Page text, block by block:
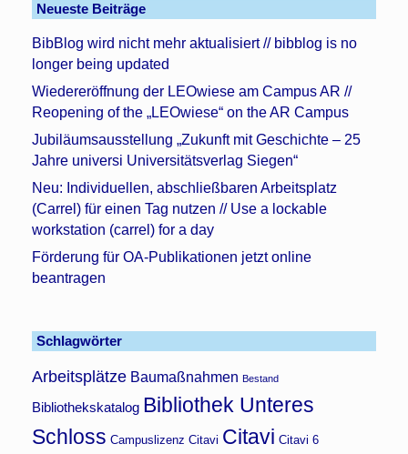
Neueste Beiträge
BibBlog wird nicht mehr aktualisiert // bibblog is no
longer being updated
Wiedereröffnung der LEOwiese am Campus AR //
Reopening of the „LEOwiese“ on the AR Campus
Jubiläumsausstellung „Zukunft mit Geschichte – 25
Jahre universi Universitätsverlag Siegen“
Neu: Individuellen, abschließbaren Arbeitsplatz
(Carrel) für einen Tag nutzen // Use a lockable
workstation (carrel) for a day
Förderung für OA-Publikationen jetzt online
beantragen
Schlagwörter
Arbeitsplätze Baumaßnahmen Bestand
Bibliothekskatalog Bibliothek Unteres
Schloss Campuslizenz Citavi Citavi Citavi 6